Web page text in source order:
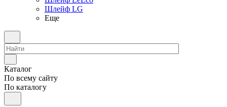
Шлейф LG
Еще
Каталог
По всему сайту
По каталогу